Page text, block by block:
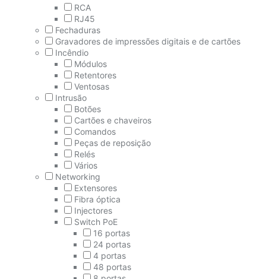
RCA
RJ45
Fechaduras
Gravadores de impressões digitais e de cartões
Incêndio
Módulos
Retentores
Ventosas
Intrusão
Botões
Cartões e chaveiros
Comandos
Peças de reposição
Relés
Vários
Networking
Extensores
Fibra óptica
Injectores
Switch PoE
16 portas
24 portas
4 portas
48 portas